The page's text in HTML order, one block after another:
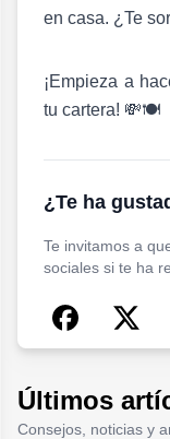
en casa. ¿Te
¡Empieza a
tu cartera! 💸🍽️
¿Te ha
Te invitamos a
sociales si te ha
Últimos
Consejos, noticias y